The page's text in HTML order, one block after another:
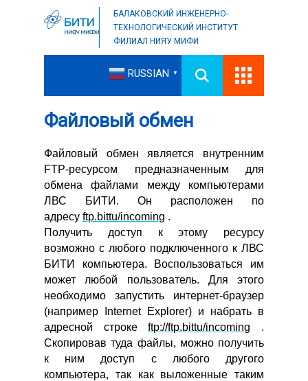
БАЛАКОВСКИЙ ИНЖЕНЕРНО-
ТЕХНОЛОГИЧЕСКИЙ ИНСТИТУТ
ФИЛИАЛ НИЯУ МИФИ
RUSSIAN ▼
Файловый обмен
Файловый обмен является внутренним
FTP-ресурсом предназначенным для
обмена файлами между компьютерами
ЛВС БИТИ. Он расположен по
адресу ftp.bittu/incoming .
Получить доступ к этому ресурсу
возможно с любого подключенного к ЛВС
БИТИ компьютера. Воспользоваться им
может любой пользователь. Для этого
необходимо запустить интернет-браузер
(например Internet Explorer) и набрать в
адресной строкеftp://ftp.bittu/incoming .
Скопировав туда файлы, можно получить
к ним доступ с любого другого
компьютера, так как выложенные таким